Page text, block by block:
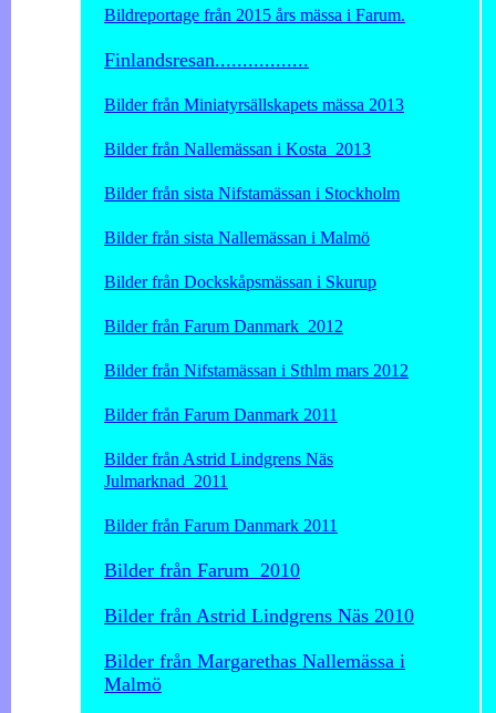
Bildreportage från 2015 års mässa i Farum.
Finlandsresan.................
Bilder från Miniatyrsällskapets mässa 2013
Bilder från Nallemässan i Kosta 2013
Bilder från sista Nifstamässan i Stockholm
Bilder från sista Nallemässan i Malmö
Bilder från Dockskåpsmässan i Skurup
Bilder från Farum Danmark 2012
Bilder från Nifstamässan i Sthlm mars 2012
Bilder från Farum Danmark 2011
Bilder från Astrid Lindgrens Näs
Julmarknad 2011
Bilder från Farum Danmark 2011
Bilder från Farum 2010
Bilder från Astrid Lindgrens Näs 2010
Bilder från Margarethas Nallemässa i
Malmö